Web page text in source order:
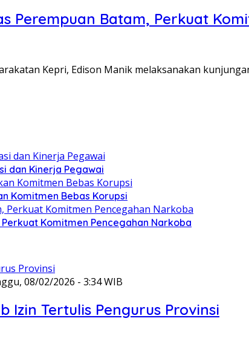
Perempuan Batam, Perkuat
Kepri, Edison Manik melaksanakan
dan Kinerja Pegawai
Komitmen Bebas Korupsi
Komitmen Pencegahan Narkoba
08/02/2026 - 3:34 WIB
Izin Tertulis Pengurus Provinsi